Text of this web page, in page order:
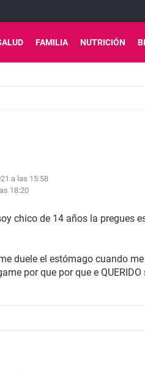
FAMILIA NUTRICIÓN
a las 15:58
18:20
chico de 14 años la pregues
duele el estómago cuando
por que por que e